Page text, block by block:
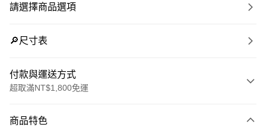
請選擇商品選項
🔎尺寸表
付款與運送方式
超取滿NT$1,800免運
信用卡一次付款
商品特色